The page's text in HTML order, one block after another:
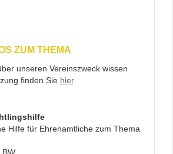
ZUM THEMA
unseren Vereinszweck wissen
finden Sie hier.
Hilfe für Ehrenamtliche zum Thema